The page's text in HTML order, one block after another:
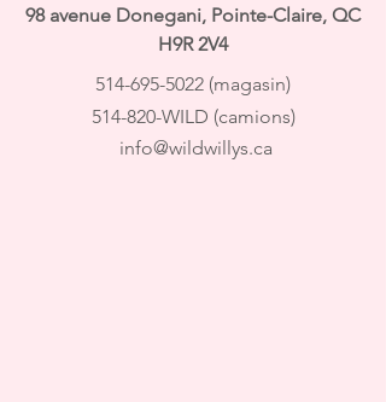
98 avenue Donegani, Pointe-Claire, QC
H9R 2V4
514-695-5022 (magasin)
514-820-WILD (camions)
info@wildwillys.ca